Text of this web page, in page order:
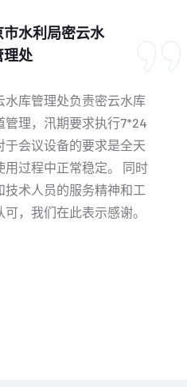
利局密云水
管理处负责密云水库
，汛期要求执行7*24
议设备的要求是全天
程中正常稳定。 同时
人员的服务精神和工
我们在此表示感谢。